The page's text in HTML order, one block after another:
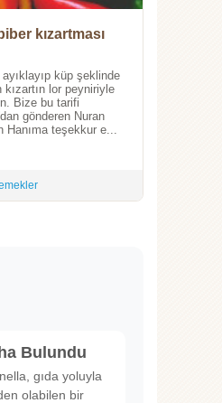
kızartması
ayıklayıp küp şeklinde
kızartın lor peyniriyle
Bize bu tarifi
gönderen Nuran
Hanıma teşekkur e...
Bulundu
gıda yoluyla
olabilen bir